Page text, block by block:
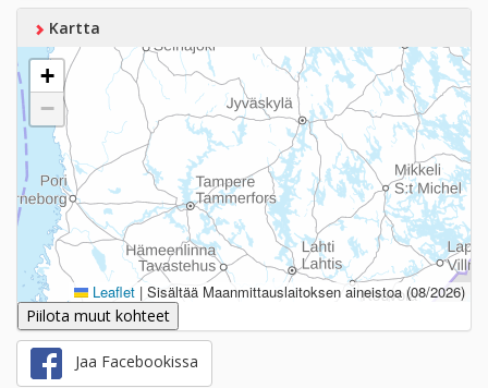
Kartta
+
−
Leaflet | Sisältää Maanmittauslaitoksen aineistoa (08/2026)
Piilota muut kohteet
Jaa Facebookissa